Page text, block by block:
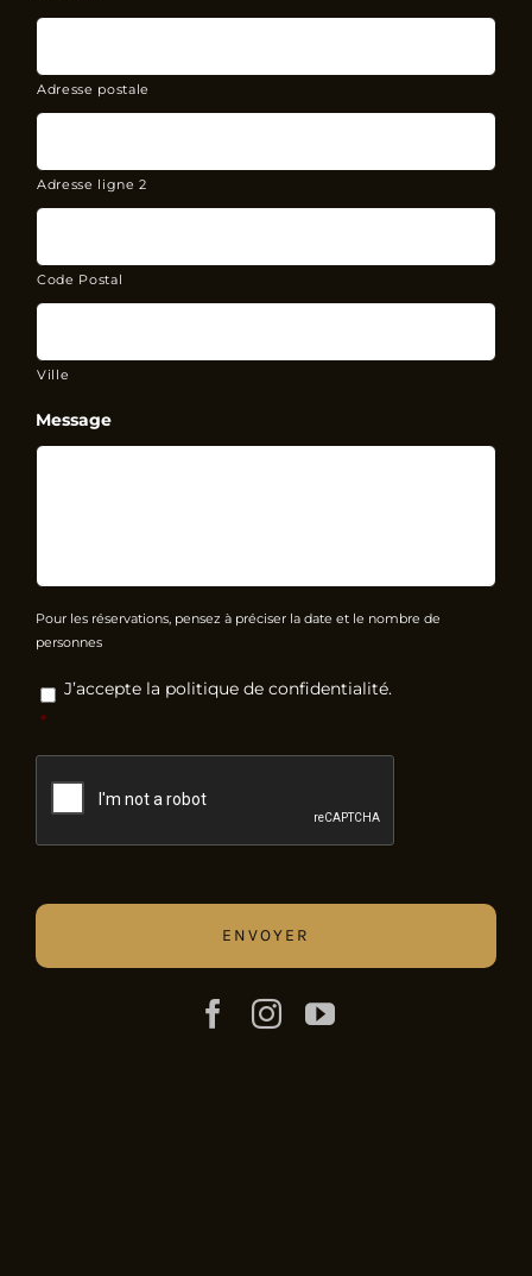
Adresse postale
Adresse ligne 2
Code Postal
Ville
Message
Pour les réservations, pensez à préciser la date et le nombre de
personnes
RGPD *
J’accepte la politique de confidentialité.
*